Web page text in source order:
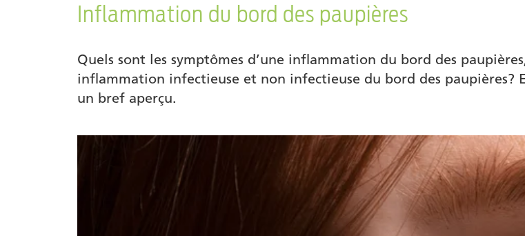
Inflammation du bord des paupières
Quels sont les symptômes d’une inflammation du bord des
inflammation infectieuse et non infectieuse du bord des paupières?
un bref aperçu.